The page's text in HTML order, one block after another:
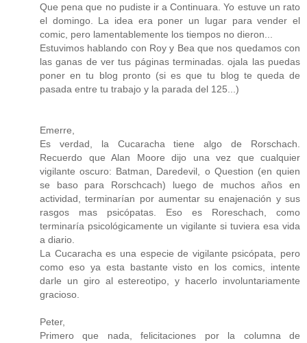
Que pena que no pudiste ir a Continuara. Yo estuve un rato
el domingo. La idea era poner un lugar para vender el
comic, pero lamentablemente los tiempos no dieron...
Estuvimos hablando con Roy y Bea que nos quedamos con
las ganas de ver tus páginas terminadas. ojala las puedas
poner en tu blog pronto (si es que tu blog te queda de
pasada entre tu trabajo y la parada del 125...)
Emerre,
Es verdad, la Cucaracha tiene algo de Rorschach.
Recuerdo que Alan Moore dijo una vez que cualquier
vigilante oscuro: Batman, Daredevil, o Question (en quien
se baso para Rorschcach) luego de muchos años en
actividad, terminarían por aumentar su enajenación y sus
rasgos mas psicópatas. Eso es Roreschach, como
terminaría psicológicamente un vigilante si tuviera esa vida
a diario.
La Cucaracha es una especie de vigilante psicópata, pero
como eso ya esta bastante visto en los comics, intente
darle un giro al estereotipo, y hacerlo involuntariamente
gracioso.
Peter,
Primero que nada, felicitaciones por la columna de